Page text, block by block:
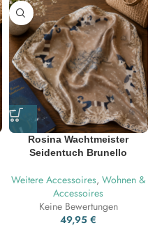
Rosina Wachtmeister
Seidentuch Brunello
Weitere Accessoires, Wohnen &
Accessoires
Keine Bewertungen
49,95€